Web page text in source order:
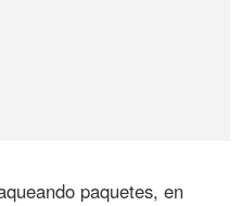
paquetes, en